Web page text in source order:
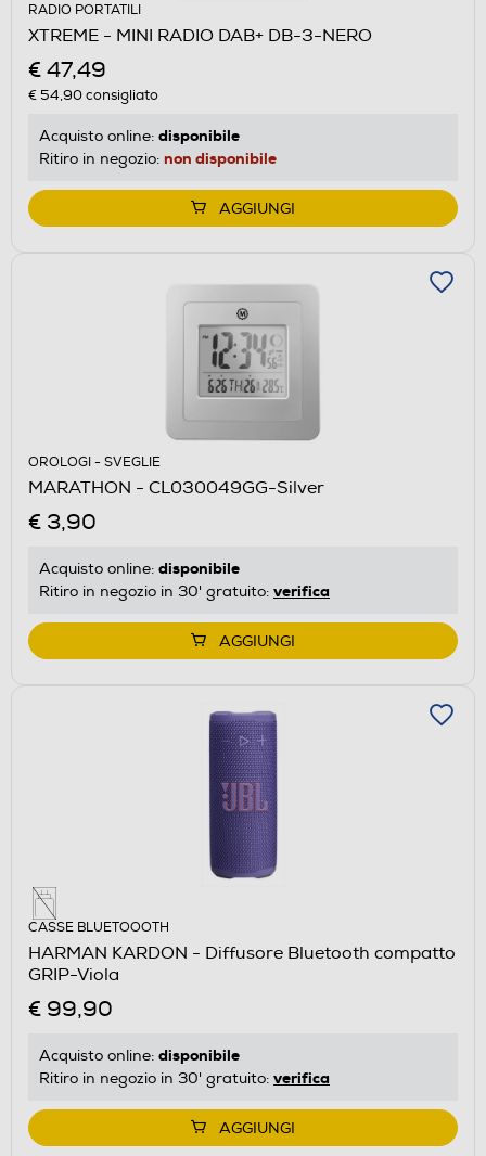
RADIO PORTATILI
XTREME - MINI RADIO DAB+ DB-3-NERO
€ 47,49
€ 54,90consigliato
Acquisto online: disponibile
Ritiro in negozio: non disponibile
AGGIUNGI
OROLOGI - SVEGLIE
MARATHON - CL030049GG-Silver
€ 3,90
Acquisto online: disponibile
Ritiro in negozio in 30' gratuito: verifica
AGGIUNGI
CASSE BLUETOOOTH
HARMAN KARDON - Diffusore Bluetooth compatto
GRIP-Viola
€ 99,90
Acquisto online: disponibile
Ritiro in negozio in 30' gratuito: verifica
AGGIUNGI